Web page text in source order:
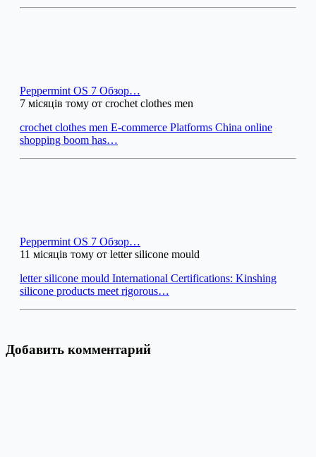
Peppermint OS 7 Обзор…
7 місяців тому от crochet clothes men
crochet clothes men E-commerce Platforms China online
shopping boom has…
Peppermint OS 7 Обзор…
11 місяців тому от letter silicone mould
letter silicone mould International Certifications: Kinshing
silicone products meet rigorous…
Добавить комментарий